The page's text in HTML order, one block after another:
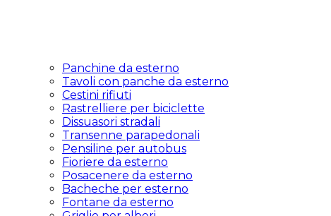
Panchine da esterno
Tavoli con panche da esterno
Cestini rifiuti
Rastrelliere per biciclette
Dissuasori stradali
Transenne parapedonali
Pensiline per autobus
Fioriere da esterno
Posacenere da esterno
Bacheche per esterno
Fontane da esterno